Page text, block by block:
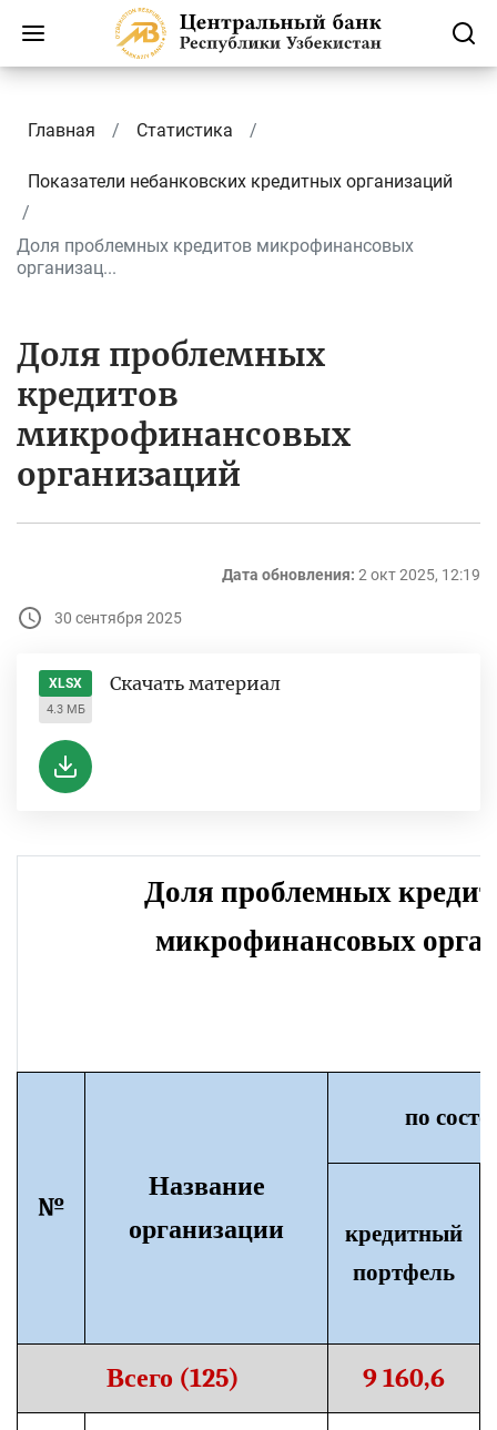
Главная Статистика
Показатели небанковских кредитных организаций
Доля проблемных кредитов микрофинансовых
организац...
Доля проблемных
кредитов
микрофинансовых
организаций
Дата обновления: 2 окт 2025, 12:19
30 сентября 2025
XLSX
4.3 МБ
Скачать материал
Доля проблемных
микрофинансовых
№
Название
организации
по
кредитный
портфель
Всего (125) 9 160,6